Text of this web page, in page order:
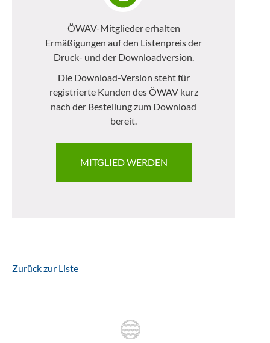
ÖWAV-Mitglieder erhalten
Ermäßigungen auf den Listenpreis der
Druck- und der Downloadversion.
Die Download-Version steht für
registrierte Kunden des ÖWAV kurz
nach der Bestellung zum Download
bereit.
MITGLIED WERDEN
Zurück zur Liste